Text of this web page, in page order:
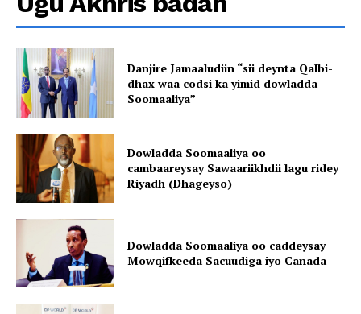
Danjire Jamaaludiin “sii deynta Qalbi-
dhax waa codsi ka yimid dowladda
Soomaaliya”
Dowladda Soomaaliya oo
cambaareysay Sawaariikhdii lagu ridey
Riyadh (Dhageyso)
Dowladda Soomaaliya oo caddeysay
Mowqifkeeda Sacuudiga iyo Canada